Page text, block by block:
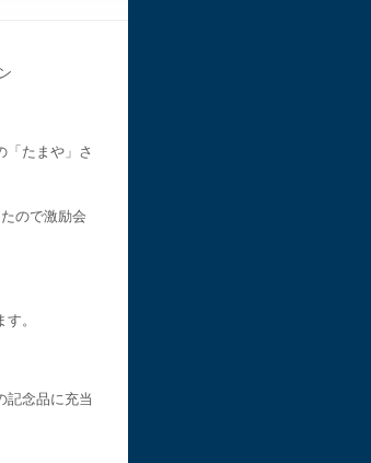
「たまや」さ
ので激励会
。
記念品に充当